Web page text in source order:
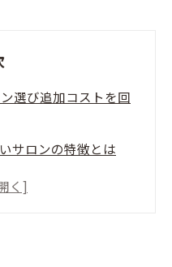
選び追加コストを回
サロンの特徴とは
活用するメリット